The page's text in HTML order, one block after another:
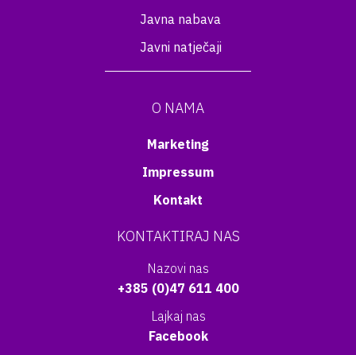
Javna nabava
Javni natječaji
O NAMA
Marketing
Impressum
Kontakt
KONTAKTIRAJ NAS
Nazovi nas
+385 (0)47 611 400
Lajkaj nas
Facebook